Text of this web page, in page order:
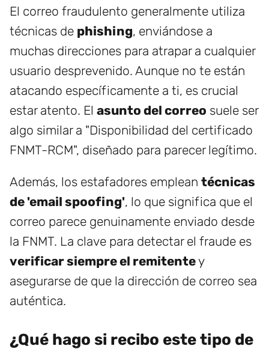
El correo fraudulento generalmente utiliza
técnicas de phishing, enviándose a
muchas direcciones para atrapar a cualquier
usuario desprevenido. Aunque no te están
atacando específicamente a ti, es crucial
estar atento. El asunto del correo suele ser
algo similar a "Disponibilidad del certificado
FNMT-RCM", diseñado para parecer legítimo.
Además, los estafadores emplean técnicas
de 'email spoofing', lo que significa que el
correo parece genuinamente enviado desde
la FNMT. La clave para detectar el fraude es
verificar siempre el remitentey
asegurarse de que la dirección de correo sea
auténtica.
¿Qué hago si recibo este tipo de